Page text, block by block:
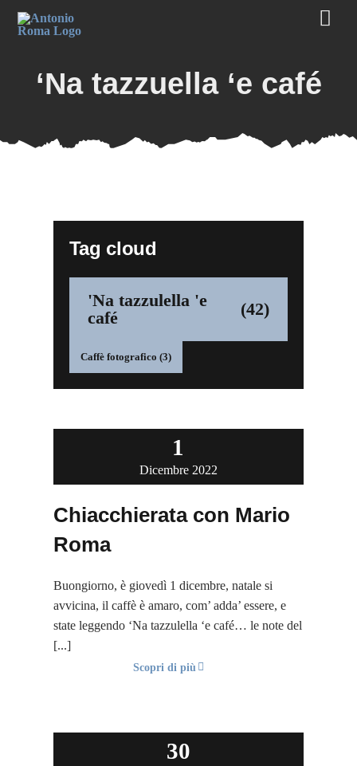
Salta
‘Na tazzuella ‘e café
1
Dicembre 2022
Chiacchierata con Mario
Roma
Buongiorno, è giovedì 1 dicembre, natale si
avvicina, il caffè è amaro, com’ adda’ essere, e
state leggendo ‘Na tazzulella ‘e café… le note del
[...]
Scopri di più
30
Tag cloud
'Na tazzulella 'e
café
(42)
Caffè fotografico (3)